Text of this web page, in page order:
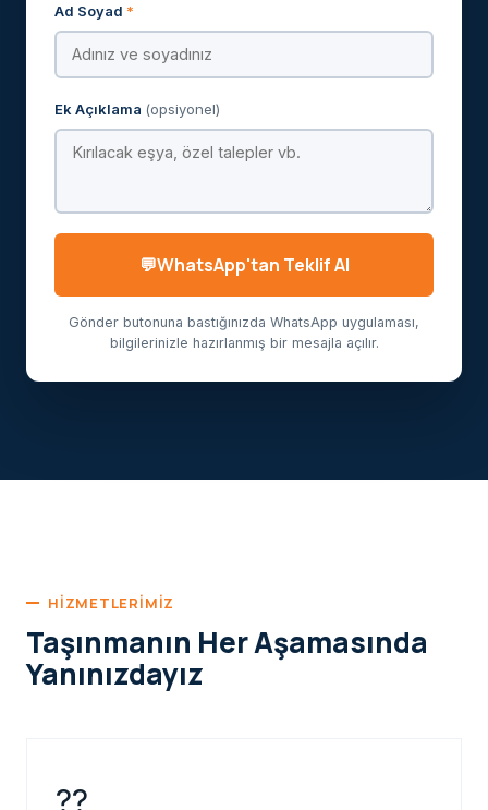
Ad Soyad *
Ek Açıklama (opsiyonel)
WhatsApp'tan Teklif Al
Gönder butonuna bastığınızda WhatsApp uygulaması,
bilgilerinizle hazırlanmış bir mesajla açılır.
HIZMETLERIMIZ
Taşınmanın Her Aşamasında
Yanınızdayız
??